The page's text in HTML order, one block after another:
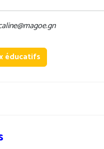
éducatifs